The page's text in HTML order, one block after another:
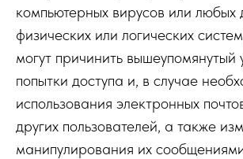
компьютерных вирусов или любых
физических или логических
могут причинить
попытки доступа и, в случае
использования электронных
других пользователей, а также
манипулирования их